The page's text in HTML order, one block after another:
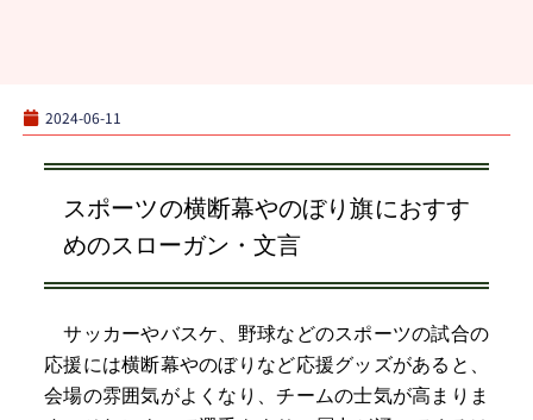
2024-06-11
スポーツの横断幕やのぼり旗におすす
めのスローガン・文言
サッカーやバスケ、野球などのスポーツの試合の
応援には横断幕やのぼりなど応援グッズがあると、
会場の雰囲気がよくなり、チームの士気が高まりま